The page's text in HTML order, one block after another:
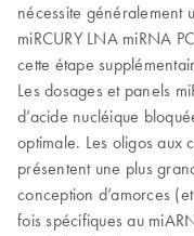
nécessite généralement
miRCURY LNA miRNA
cette étape
Les dosages et panels
d’acide nucléique
optimale. Les oligos aux
présentent une plus
conception d’amorces
fois spécifiques au